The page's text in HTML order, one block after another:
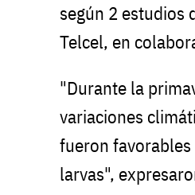
según 2 estudios
Telcel, en
"Durante la
variaciones
fueron
larvas",